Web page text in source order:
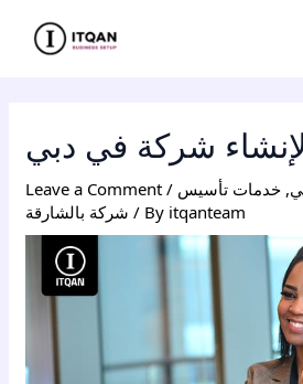
شركة في دبي
Leave a Comment / , خدمات تأسيس
شركة بالشارقة / By itqanteam
navigation